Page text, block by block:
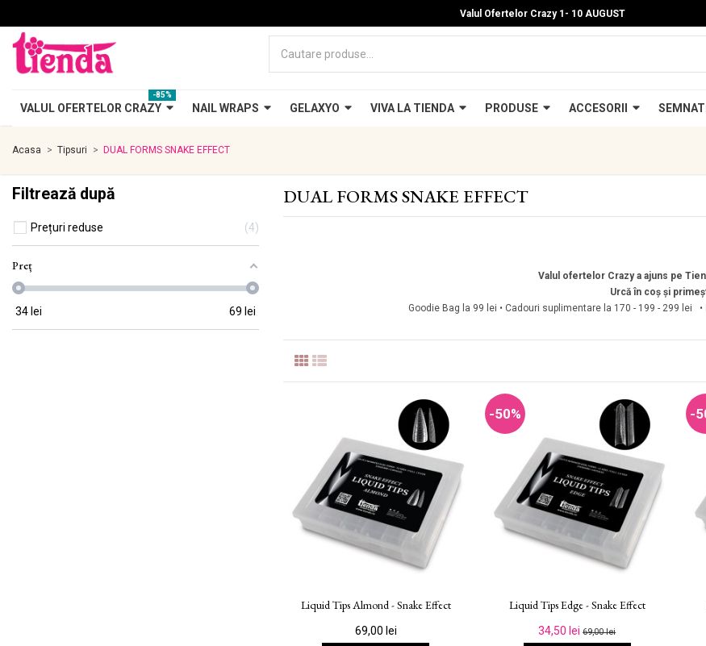
Valul Ofertelor Crazy 1- 10 AUGUST
VALUL OFERTELOR CRAZY
-85%
NAIL WRAPS GELAXYO VIVA LA TIENDA PRODUSE ACCESORII
Acasa Tipsuri DUAL FORMS SNAKE EFFECT
DUAL FORMS SNAKE EFFECT
Valul ofertelor Crazy a ajuns pe
Urcă în coș și
Goodie Bag la 99 lei • Cadouri suplimentare la 170 - 199 - 299 lei •
Liquid Tips Almond - Snake Effect
69,00 lei
-50%
Liquid Tips Edge - Snake Effect
34,50 lei69,00 lei
-
Filtrează după
Prețuri reduse 4
Preț
34 lei 69 lei